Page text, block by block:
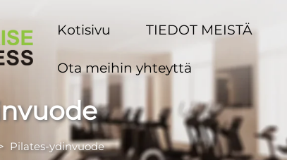
Kotisivu TIEDOT MEISTÄ
Ota meihin yhteyttä
Pilates-ydinvuode